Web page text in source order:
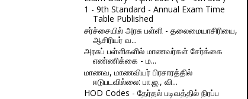
1 - 9th Standard - Annual Exam Time
Table Published
சர்ச்சையில் அரசு பள்ளி - தலைமையாசிரியை,
ஆசிரியர் வ...
அரசுப் பள்ளிகளில் மாணவர்கள் சேர்க்கை
எண்ணிக்கை - ம...
மாணவ, மாணவியர் பிரசாரத்தில்
ஈடுபடவில்லை: பா.ஜ., வி...
HOD Codes - தேர்தல் படிவத்தில் நிரப்ப